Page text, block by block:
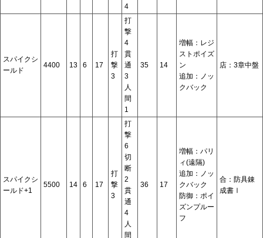
4
スパイクシ
ールド
4400 13 6 17
打
撃
3
打
撃
4
貫
通
3
人
間
1
35 14
増幅：レジ
ストポイズ
ン
追加：ノッ
クバック
店：3章中盤
スパイクシ
ールド+1
5500 14 6 17
打
撃
3
打
撃
6
切
断
2
貫
通
4
人
間
36 17
増幅：パリ
ィ(遠隔)
追加：ノッ
クバック
防御：ポイ
ズンプルー
フ
合：防具錬
成書Ⅰ